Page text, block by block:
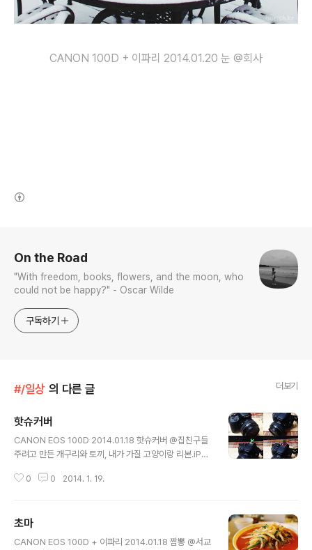
CANON 100D + 이파리 2014.01.20 눈 @회사
On the Road
"With freedom, books, flowers, and the moon, who
could not be happy?" - Oscar Wilde
구독하기
#/일상 의 다른 글 더보기
핫슈커버
CANON EOS 100D 2014.01.18 핫슈커버 @집친구들
주려고 만든 개구리와 토끼, 내가 가질 고양이랑 리본.iPho
0 0 2014. 1. 19.
초마
CANON EOS 100D + 이파리 2014.01.18 짬뽕 @서교